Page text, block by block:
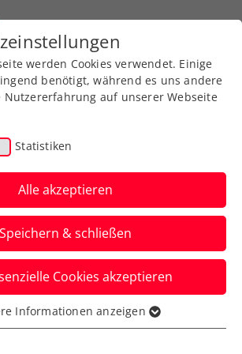
SpielerInnen-Suche
Vereinssuche
werden Cookies verwendet. Einige
benötigt, während es uns andere
Nutzererfahrung auf unserer Webseite
Statistiken
Alle akzeptieren
Speichern & schließen
Cookies akzeptieren
werden für grundlegende
Informationen anzeigen